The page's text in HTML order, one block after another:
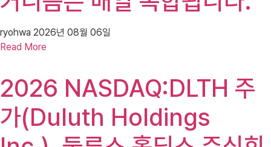
ryohwa 2026년 08월 06일
Read More
2026 NASDAQ:DLTH 주
가(Duluth Holdings